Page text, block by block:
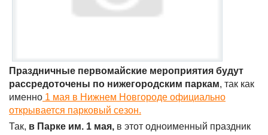
Праздничные первомайские мероприятия будут
рассредоточены по нижегородским паркам, так как
именно 1 мая в Нижнем Новгороде официально
открывается парковый сезон.
Так, в Парке им. 1 мая, в этот одноименный праздник